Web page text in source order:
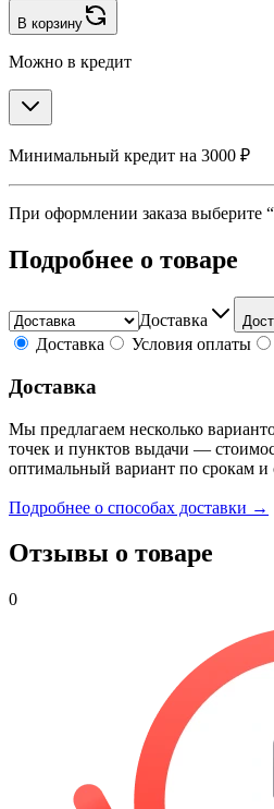
В корзину
Можно в кредит
Минимальный кредит на 3000 ₽
При оформлении заказа выберите
Подробнее о товаре
Доставка
Доставка Условия оплаты
Доставка
Мы предлагаем несколько
точек и пунктов выдачи —
оптимальный вариант по срокам
Подробнее о способах доставки →
Отзывы о товаре
0